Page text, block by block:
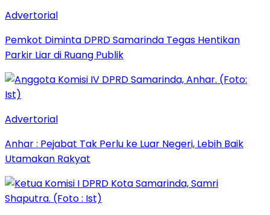
Advertorial
Pemkot Diminta DPRD Samarinda Tegas Hentikan
Parkir Liar di Ruang Publik
Advertorial
Anhar : Pejabat Tak Perlu ke Luar Negeri, Lebih Baik
Utamakan Rakyat